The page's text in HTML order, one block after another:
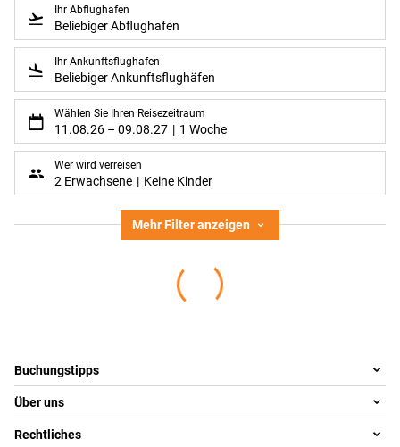
Ihr Abflughafen
Beliebiger Abflughafen
Ihr Ankunftsflughafen
Beliebiger Ankunftsflughäfen
Wählen Sie Ihren Reisezeitraum
11.08.26 – 09.08.27 1 Woche
Wer wird verreisen
2 Erwachsene Keine Kinder
Mehr Filter anzeigen
Footer navigation
Buchungstipps
Warum im Reisebüro buchen
Reisewelten
Über uns
Team
Rechtliches